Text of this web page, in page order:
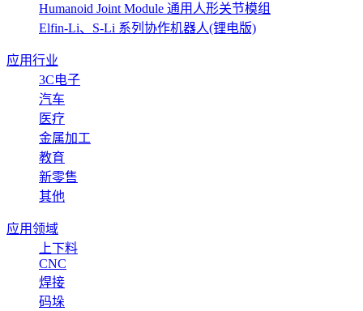
Humanoid Joint Module 通用人形关节模组
Elfin-Li、S-Li 系列协作机器人(锂电版)
应用行业
3C电子
汽车
医疗
金属加工
教育
新零售
其他
应用领域
上下料
CNC
焊接
码垛